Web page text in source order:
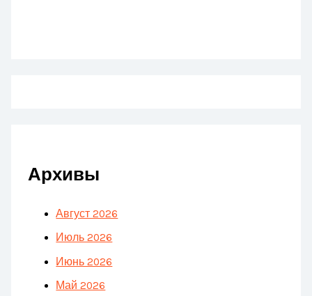
Архивы
Август 2026
Июль 2026
Июнь 2026
Май 2026